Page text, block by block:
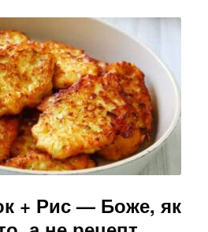
e
n
g
er
+ Рис — Боже, як